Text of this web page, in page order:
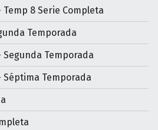
8 Serie Completa
Temporada
Segunda Temporada
Séptima Temporada